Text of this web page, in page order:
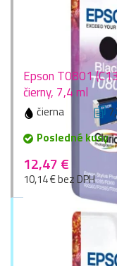
Epson T0801
čierny, 7,4 ml
čierna
Posledné kusy
12,47 €
10,14 € bez DPH